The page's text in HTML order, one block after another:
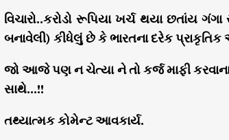
વિચારો..કરોડો રૂપિયા ખર્ચ થયા છતાંય
બનાવેલી) કીધેલું છે કે ભારતના દરેક
જો આજે પણ ન ચેત્યા ને તો કર્જ માફી
સાથે…!!
તથ્યાત્મક કોમેન્ટ આવકાર્ય.